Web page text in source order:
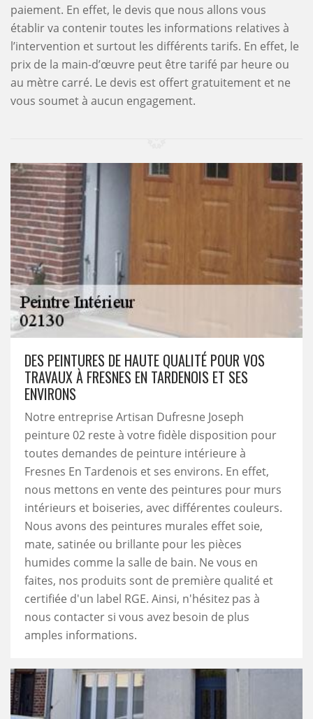
paiement. En effet, le devis que nous allons vous
établir va contenir toutes les informations relatives à
l’intervention et surtout les différents tarifs. En effet, le
prix de la main-d’œuvre peut être tarifé par heure ou
au mètre carré. Le devis est offert gratuitement et ne
vous soumet à aucun engagement.
DES PEINTURES DE HAUTE QUALITÉ POUR VOS
TRAVAUX À FRESNES EN TARDENOIS ET SES
ENVIRONS
Notre entreprise Artisan Dufresne Joseph
peinture 02 reste à votre fidèle disposition pour
toutes demandes de peinture intérieure à
Fresnes En Tardenois et ses environs. En effet,
nous mettons en vente des peintures pour murs
intérieurs et boiseries, avec différentes couleurs.
Nous avons des peintures murales effet soie,
mate, satinée ou brillante pour les pièces
humides comme la salle de bain. Ne vous en
faites, nos produits sont de première qualité et
certifiée d'un label RGE. Ainsi, n'hésitez pas à
nous contacter si vous avez besoin de plus
amples informations.